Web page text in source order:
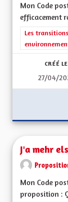
Mon Code
efficacement
Filtrer les
Les
CRÉÉ LE
27/04/
J'a mehr
Mon Code
proposition :